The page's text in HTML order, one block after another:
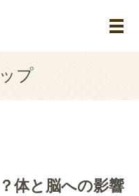
メ
プ
体と脳への影響